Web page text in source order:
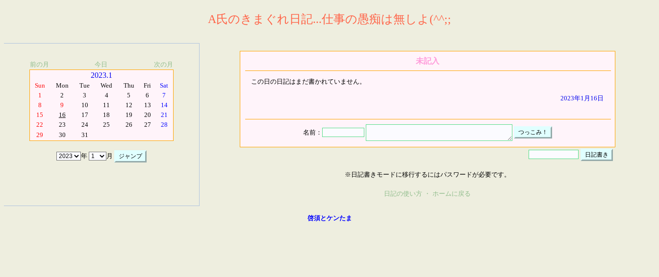
A氏のきまぐれ日記...仕事の愚痴は無しよ(^^;;
前の月 今日 次の月
2023.1
Sun Mon Tue Wed Thu Fri
Sat
1
2 3 4 5 6
7
8
9 10 11 12 13
14
15
16 17 18 19 20
21
22
23 24 25 26 27
28
29
30 31
年 月
未記入
この日の日記はまだ書かれていません。
2023年1月16日
名前：
※日記書きモードに移行するにはパスワードが必要です。
日記の使い方 ・ ホームに戻る
啓須とケンたま